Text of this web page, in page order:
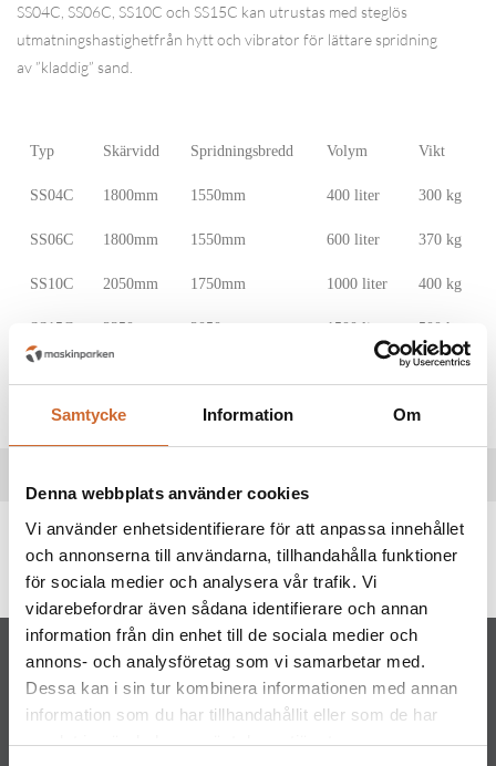
Samtycke Information Om
Denna webbplats använder cookies
Vi använder enhetsidentifierare för att anpassa innehållet
och annonserna till användarna, tillhandahålla funktioner
för sociala medier och analysera vår trafik. Vi
vidarebefordrar även sådana identifierare och annan
information från din enhet till de sociala medier och
annons- och analysföretag som vi samarbetar med.
Dessa kan i sin tur kombinera informationen med annan
information som du har tillhandahållit eller som de har
samlat in när du har använt deras tjänster.
SS04C, SS06C, SS10C och SS15C kan utrustas med steglös
utmatningshastighetfrån hytt och vibrator för lättare spridning
av ”kladdig” sand.
Typ Skärvidd Spridningsbredd Volym Vikt
SS04C 1800mm 1550mm 400 liter 300 kg
SS06C 1800mm 1550mm 600 liter 370 kg
SS10C 2050mm 1750mm 1000 liter 400 kg
SS15C 2350mm 2050mm 1500 liter 500 kg
Produkttaggar
drivex (17)